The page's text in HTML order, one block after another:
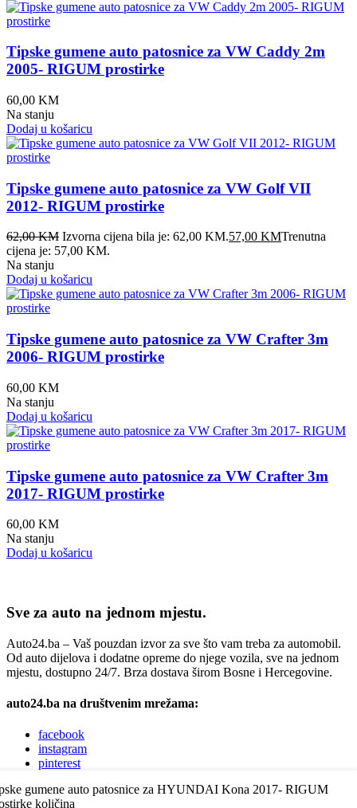
gumene auto patosnice za HYUNDAI Kona 2017- RIGUM
količina
Tipske gumene auto patosnice za VW Caddy 2m
2005- RIGUM prostirke
60,00 KM
Na stanju
Dodaj u košaricu
Tipske gumene auto patosnice za VW Golf VII
2012- RIGUM prostirke
62,00KM Izvorna cijena bila je: 62,00 KM.57,00 KMTrenutna
cijena je: 57,00 KM.
Na stanju
Dodaj u košaricu
Tipske gumene auto patosnice za VW Crafter 3m
2006- RIGUM prostirke
60,00 KM
Na stanju
Dodaj u košaricu
Tipske gumene auto patosnice za VW Crafter 3m
2017- RIGUM prostirke
60,00 KM
Na stanju
Dodaj u košaricu
Sve za auto na jednom mjestu.
Auto24.ba – Vaš pouzdan izvor za sve što vam treba za automobil.
Od auto dijelova i dodatne opreme do njege vozila, sve na jednom
mjestu, dostupno 24/7. Brza dostava širom Bosne i Hercegovine.
auto24.ba na društvenim mrežama:
facebook
instagram
pinterest
linkedin